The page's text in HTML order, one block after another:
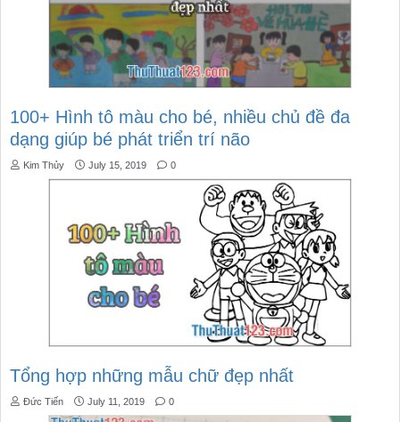
100+ Hình tô màu cho bé, nhiều chủ đề đa
dạng giúp bé phát triển trí não
Kim Thủy July 15, 2019 0
Tổng hợp những mẫu chữ đẹp nhất
Đức Tiến July 11, 2019 0